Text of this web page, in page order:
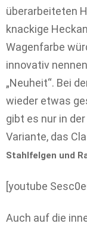
überarbeiteten
knackige
Wagenfarbe
innovativ
„Neuheit“. Bei
wieder etwas
gibt es nur in
Variante, das
Stahlfelgen und
[youtube
Auch auf die